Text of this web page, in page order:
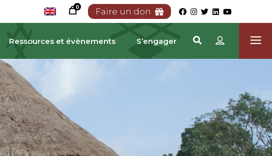
0 Faire un don
Ressources et évènements S’engager